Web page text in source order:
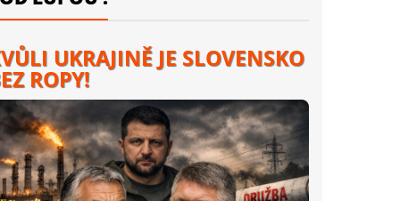
UKRAJINĚ JE SLOVENSKO
ROPY!